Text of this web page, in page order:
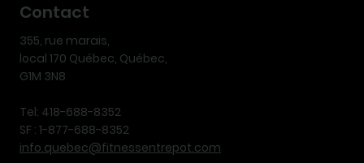
Contact
355, rue marais,
local 170 Québec, Québec,
G1M 3N8
Tel: 418-688-8352
SF : 1-877-688-8352
info.quebec@fitnessentrepot.com